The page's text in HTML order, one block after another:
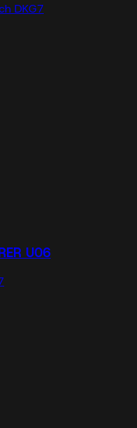
DKG7
U06